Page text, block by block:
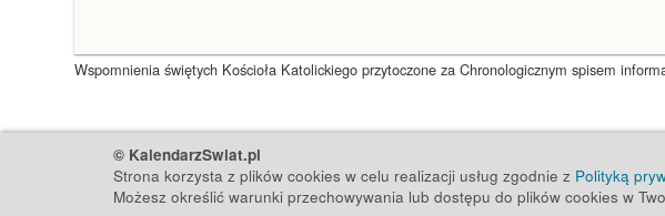
Wspomnienia świętych Kościoła Katolickiego przytoczone za Chronologicznym spisem
© KalendarzSwiat.pl
Strona korzysta z plików cookies w celu realizacji usług zgodnie z Polityką
Możesz określić warunki przechowywania lub dostępu do plików cookies w